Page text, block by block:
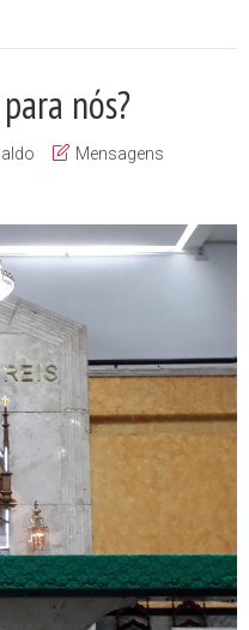
nós?
Mensagens